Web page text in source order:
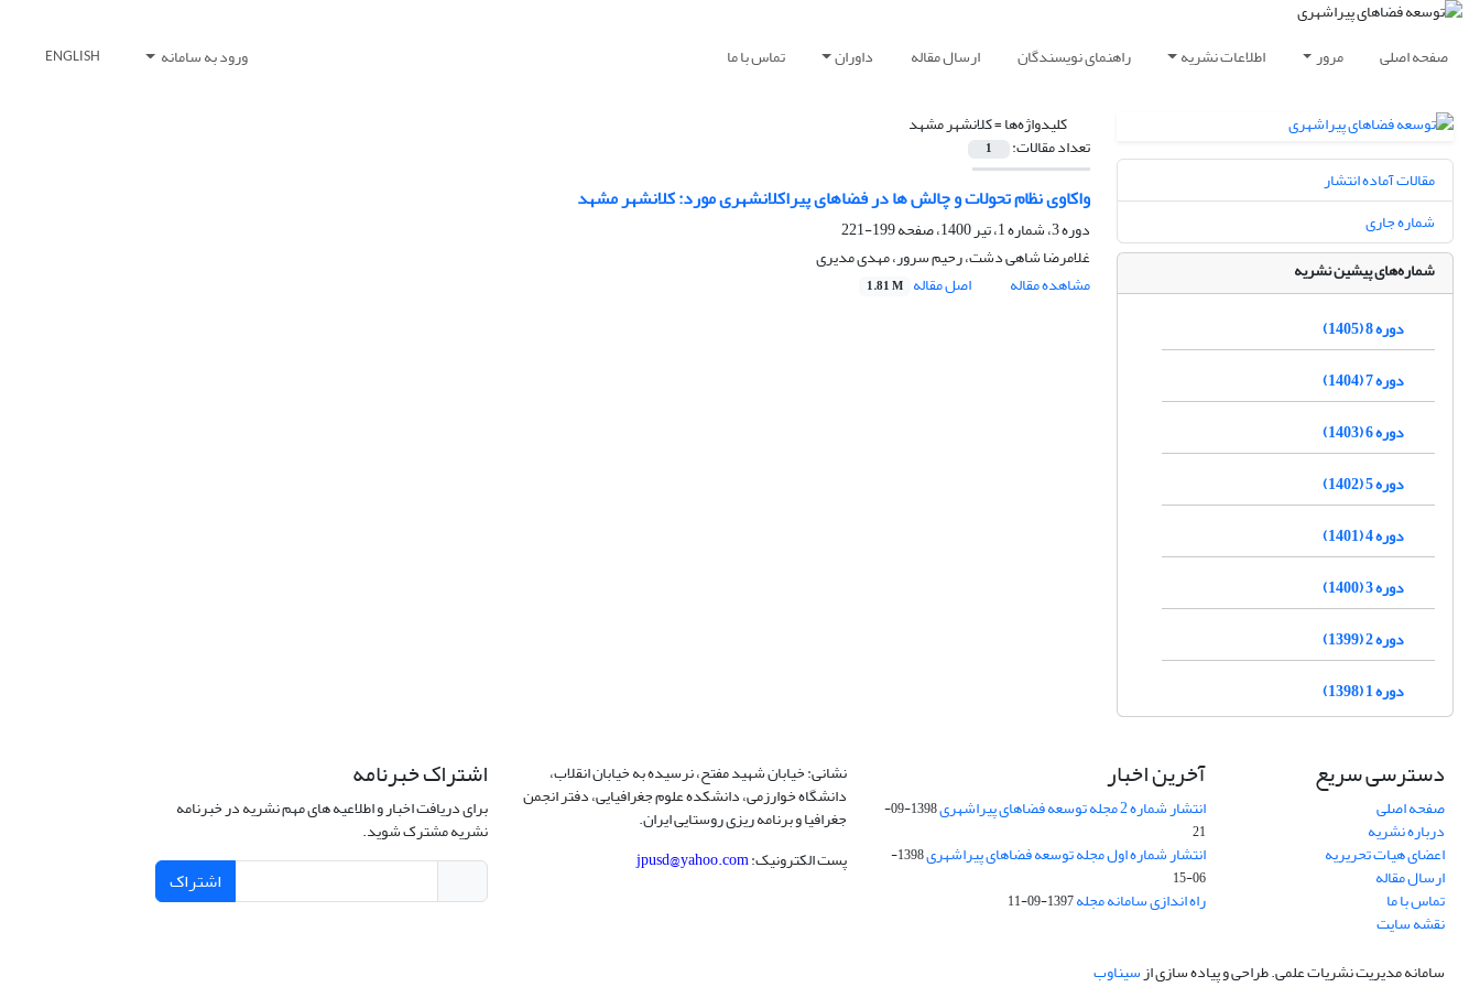
صفحه اصلی مرور اطلاعات نشریه راهنمای نویسندگان ارسال مقاله داوران تماس با ما ورود به سامانه ENGLISH
کلیدواژه‌ها =کلانشهر مشهد
تعداد مقالات: 1
واکاوی نظام تحولات و چالش ها در فضاهای پیراکلانشهری مورد: کلانشهر مشهد
دوره 3، شماره 1، تیر 1400، صفحه
199-221
غلامرضا شاهی دشت، رحیم سرور، مهدی مدیری
مشاهده مقاله
اصل مقاله 1.81 M
مقالات آماده انتشار
شماره جاری
شماره‌های پیشین نشریه
دوره 8 (1405)
دوره 7 (1404)
دوره 6 (1403)
دوره 5 (1402)
دوره 4 (1401)
دوره 3 (1400)
دوره 2 (1399)
دوره 1 (1398)
دسترسی سریع
صفحه اصلی
درباره نشریه
اعضای هیات تحریریه
ارسال مقاله
تماس با ما
نقشه سایت
آخرین اخبار
انتشار شماره 2 مجله توسعه فضاهای پیراشهری
1398-09-
21
انتشار شماره اول مجله توسعه فضاهای پیراشهری
1398-
06-15
راه اندازی سامانه مجله1397-09-11
نشانی: خیابان شهید مفتح، نرسیده به خیابان انقلاب،
دانشگاه خوارزمی، دانشکده علوم جغرافیایی، دفتر انجمن
جغرافیا و برنامه ریزی روستایی ایران.
پست الکترونیک:jpusd@yahoo.com
اشتراک خبرنامه
برای دریافت اخبار و اطلاعیه های مهم نشریه در خبرنامه
نشریه مشترک شوید.
اشتراک
سامانه مدیریت نشریات علمی.طراحی و پیاده سازی ازسیناوب